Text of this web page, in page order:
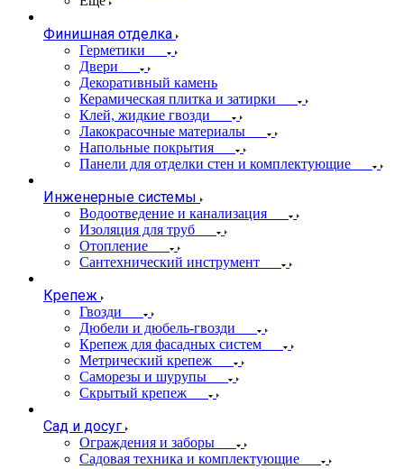
Финишная отделка
Герметики
Двери
Декоративный камень
Керамическая плитка и затирки
Клей, жидкие гвозди
Лакокрасочные материалы
Напольные покрытия
Панели для отделки стен и комплектующие
Инженерные системы
Водоотведение и канализация
Изоляция для труб
Отопление
Сантехнический инструмент
Крепеж
Гвозди
Дюбели и дюбель-гвозди
Крепеж для фасадных систем
Метрический крепеж
Саморезы и шурупы
Скрытый крепеж
Сад и досуг
Ограждения и заборы
Садовая техника и комплектующие